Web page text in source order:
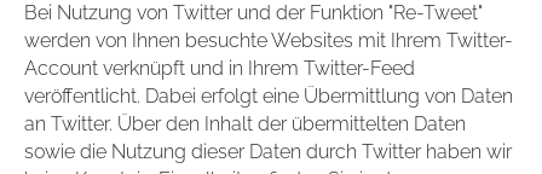
Bei Nutzung von Twitter und der Funktion "Re-Tweet"
werden von Ihnen besuchte Websites mit Ihrem Twitter-
Account verknüpft und in Ihrem Twitter-Feed
veröffentlicht. Dabei erfolgt eine Übermittlung von Daten
an Twitter. Über den Inhalt der übermittelten Daten
sowie die Nutzung dieser Daten durch Twitter haben wir